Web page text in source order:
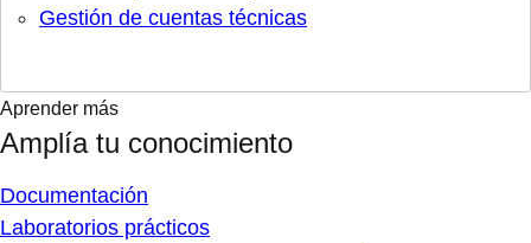
Gestión de cuentas técnicas
Aprender más
Amplía tu conocimiento
Documentación
Laboratorios prácticos